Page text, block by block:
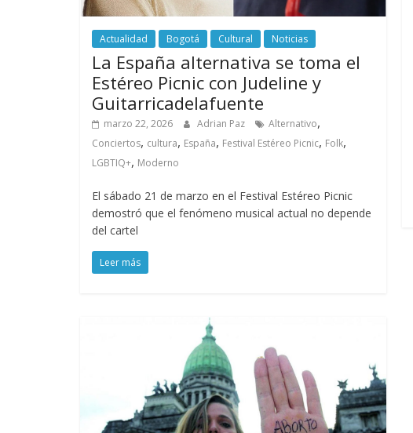
Actualidad Bogotá Cultural Noticias
La España alternativa se toma el
Estéreo Picnic con Judeline y
Guitarricadelafuente
marzo 22, 2026 Adrian Paz Alternativo,
Conciertos, cultura, España, Festival Estéreo Picnic, Folk,
LGBTIQ+, Moderno
El sábado 21 de marzo en el Festival Estéreo Picnic
demostró que el fenómeno musical actual no depende
del cartel
Leer más